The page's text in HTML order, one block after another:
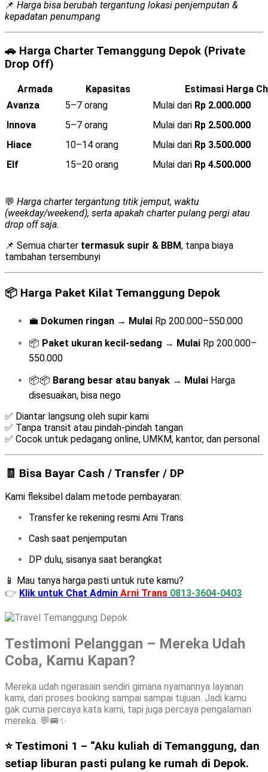
📌 Harga bisa berubah tergantung lokasi penjemputan &
kepadatan penumpang
🚗 Harga Charter Temanggung Depok (Private
Drop Off)
Armada Kapasitas
Estimasi Harga
Avanza
5–7 orang Mulai dari Rp 2.000.000
Innova
5–7 orang Mulai dari Rp 2.500.000
Hiace
10–14 orang Mulai dari Rp 3.500.000
Elf
15–20 orang Mulai dari Rp 4.500.000
💬 Harga charter tergantung titik jemput, waktu
(weekday/weekend), serta apakah charter pulang pergi atau
drop off saja.
📌 Semua charter termasuk supir & BBM, tanpa biaya
tambahan tersembunyi
📦 Harga Paket Kilat Temanggung Depok
💼 Dokumen ringan → Mulai Rp 200.000–550.000
📦 Paket ukuran kecil-sedang → Mulai Rp 200.000–
550.000
📦📦 Barang besar atau banyak → Mulai Harga
disesuaikan, bisa nego
✅ Diantar langsung oleh supir kami
✅ Tanpa transit atau pindah-pindah tangan
✅ Cocok untuk pedagang online, UMKM, kantor, dan personal
🧾 Bisa Bayar Cash / Transfer / DP
Kami fleksibel dalam metode pembayaran:
Transfer ke rekening resmi Arni Trans
Cash saat penjemputan
DP dulu, sisanya saat berangkat
📱 Mau tanya harga pasti untuk rute kamu?
👉 Klik untuk Chat Admin Arni Trans 0813-3604-0403
Testimoni Pelanggan – Mereka Udah
Coba, Kamu Kapan?
Mereka udah ngerasain sendiri gimana nyamannya layanan
kami, dari proses booking sampai sampai tujuan. Jadi kamu
gak cuma percaya kata kami, tapi juga percaya pengalaman
mereka. 💬🚐✨
⭐ Testimoni 1 – “Aku kuliah di Temanggung, dan
setiap liburan pasti pulang ke rumah di Depok.